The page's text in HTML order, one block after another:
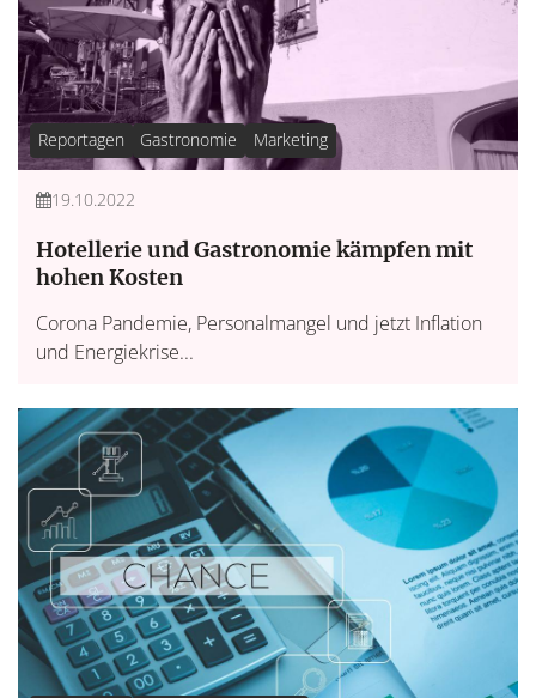
Reportagen Gastronomie Marketing
19.10.2022
Hotellerie und Gastronomie kämpfen mit
hohen Kosten
Corona Pandemie, Personalmangel und jetzt Inflation
und Energiekrise...